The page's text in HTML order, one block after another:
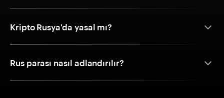
Kripto Rusya'da yasal mı?
Rus parası nasıl adlandırılır?